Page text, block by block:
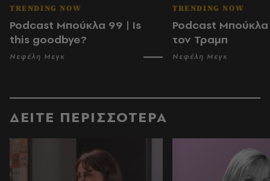
TRENDING NOW
Podcast Μπούκλα 99 | Is
this goodbye?
Νεφέλη Μεγκ
TRENDING NOW
Podcast Μπούκλα
τον Τραμπ
Νεφέλη Μεγκ
ΔΕΙΤΕ ΠΕΡΙΣΣΟΤΕΡΑ